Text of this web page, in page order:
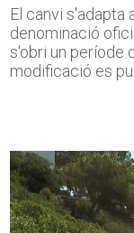
El canvi s'adapta
denominació
s'obri un període
modificació es